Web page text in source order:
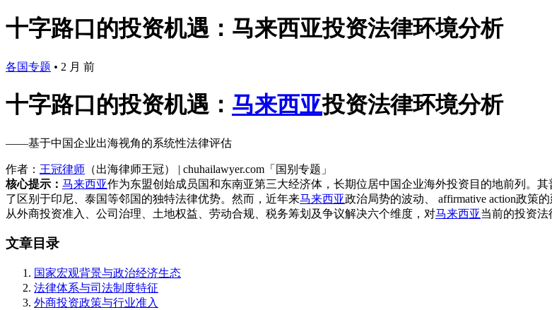
十字路口的投资机遇：马来西亚投资法律环境分析
各国专题 • 2 月 前
十字路口的投资机遇： 马来西亚投资法律环境分析
——基于中国企业出海视角的系统性法律评估
作者： 王冠律师 （出海律师王冠） | chuhailawyer.com「国别专题」
核心提示： 马来西亚作为东盟创始成员国和东南亚第三大经济体，长期位居中国企业海外投资目的地前列。
了区别于印尼、泰国等邻国的独特法律优势。然而，近年来马来西亚政治局势的波动、 affirmative action政策
从外商投资准入、公司治理、土地权益、劳动合规、税务筹划及争议解决六个维度，对马来西亚当前的投资法
文章目录
国家宏观背景与政治经济生态
法律体系与司法制度特征
外商投资政策与行业准入